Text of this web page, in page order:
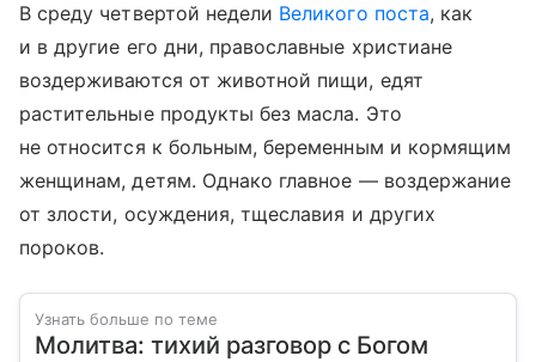
В среду четвертой недели Великого поста, как
и в другие его дни, православные христиане
воздерживаются от животной пищи, едят
растительные продукты без масла. Это
не относится к больным, беременным и кормящим
женщинам, детям. Однако главное — воздержание
от злости, осуждения, тщеславия и других
пороков.
Узнать больше по теме
Молитва: тихий разговор с Богом